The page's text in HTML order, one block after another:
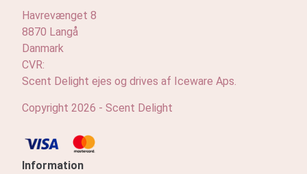
Havrevænget 8
8870 Langå
Danmark
CVR:
Scent Delight ejes og drives af Iceware Aps.
Copyright 2026 - Scent Delight
Information